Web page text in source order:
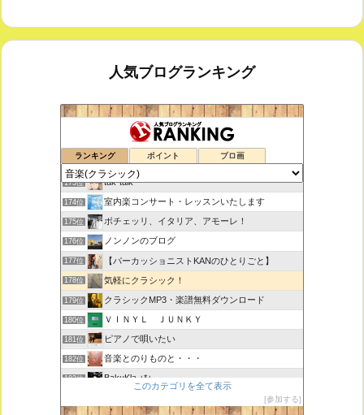
人気ブログランキング
ランキング ポイント ブロ画
鑑賞空間・忘れられない作品
172位 思えば遠くへ来たもんだ
173位 tak-talk
174位 室内楽コンサート・レッスンいたします
175位 ボチェッリ、イタリア、アモーレ！
176位 ノンノンのブログ
177位 【パーカッショニストKANのひとりごと】
178位 気軽にクラシック！
179位 クラシックMP3・楽譜無料ダウンロード
180位 ＶＩＮＹＬ ＪＵＮＫＹ
181位 ピアノで唄いたい
182位 音楽とのりものと・・・
183位 BakuKla +*+
このカテゴリを全て表示
参加する